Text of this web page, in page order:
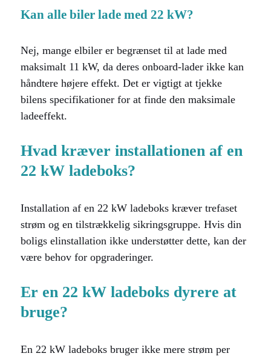
Kan alle biler lade med 22 kW?
Nej, mange elbiler er begrænset til at lade med
maksimalt 11 kW, da deres onboard-lader ikke kan
håndtere højere effekt. Det er vigtigt at tjekke
bilens specifikationer for at finde den maksimale
ladeeffekt.
Hvad kræver installationen af en
22 kW ladeboks?
Installation af en 22 kW ladeboks kræver trefaset
strøm og en tilstrækkelig sikringsgruppe. Hvis din
boligs elinstallation ikke understøtter dette, kan der
være behov for opgraderinger.
Er en 22 kW ladeboks dyrere at
bruge?
En 22 kW ladeboks bruger ikke mere strøm per